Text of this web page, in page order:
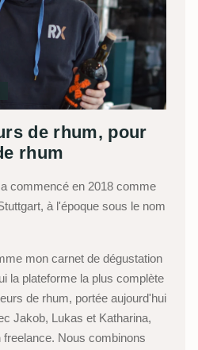
de rhum, pour
rhum
commencé en 2018 comme
à l'époque sous le nom
mon carnet de dégustation
la plateforme la plus complète
de rhum, portée aujourd'hui
Jakob, Lukas et Katharina,
freelance. Nous combinons